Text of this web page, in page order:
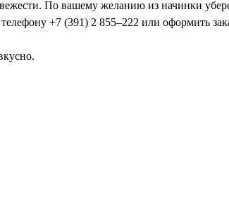
По вашему желанию из начинки
+7 (391) 2 855–222 или оформить